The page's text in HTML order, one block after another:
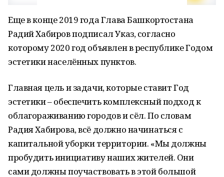
Еще в конце 2019 года Глава Башкортостана
Радий Хабиров подписал Указ, согласно
которому 2020 год объявлен в республике Годом
эстетики населённых пунктов.
Главная цель и задачи, которые ставит Год
эстетики – обеспечить комплексный подход к
облагораживанию городов и сёл. По словам
Радия Хабирова, всё должно начинаться с
капитальной уборки территории. «Мы должны
пробудить инициативу наших жителей. Они
сами должны поучаствовать в этой большой